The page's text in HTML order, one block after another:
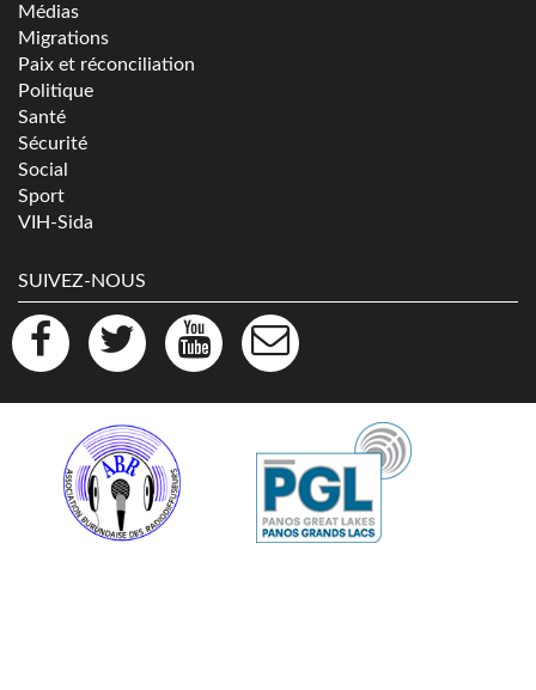
Médias
Migrations
Paix et réconciliation
Politique
Santé
Sécurité
Social
Sport
VIH-Sida
SUIVEZ-NOUS